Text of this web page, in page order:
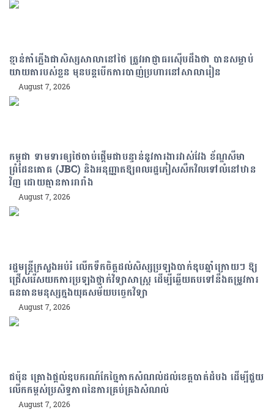
ខ្មាន់កាំភ្លើងជាសិស្សសាលានៅថៃ ត្រូវអាជ្ញាធរស៊ើបដឹងថា បានសម្លាប់
យាយតារបស់ខ្លួន មុនបន្តបើកការបាញ់ប្រហារនៅសាលារៀន
August 7, 2026
កម្ពុជា ទាមទារឲ្យថៃចាប់ផ្តើមជាបន្ទាន់នូវការងារវាស់វែង ខ័ណ្ឌសីមា
ព្រំដែនគោគ (JBC) និងអនុញ្ញាតឱ្យពលរដ្ឋភៀសសឹកវិលទៅលំនៅឋាន
វិញ ដោយគ្មានការរារាំង
August 7, 2026
រដ្ឋមន្រ្តីក្រសួងអប់រំ លើកទឹកចិត្តដល់សិស្សប្រឡងបាក់ឌុបឆ្នាំក្រោយៗ ឱ្យ
ជ្រើសរើសយកការប្រឡងថ្នាក់វិទ្យាសាស្ត្រ ដើម្បីឆ្លើយតបទៅនឹងតម្រូវការ
ធនធានមនុស្សក្នុងយុគសម័យបច្ចេកវិទ្យា
August 7, 2026
ជប៉ុន គ្រោងផ្តល់ឧបករណ៍កែច្នៃកាកសំណល់ដល់ខេត្តបាត់ដំបង ដើម្បីជួយ
លើកកម្ពស់ប្រសិទ្ធភាពនៃការគ្រប់គ្រងសំណល់
August 7, 2026